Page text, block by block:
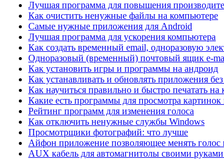
Лучшая программа для повышения
Как очистить ненужные файлы на компьютере
Самые нужные приложения для Android
Лучшая программа для ускорения компьютера
Как создать временный email, одноразовую
Одноразовый (временный) почтовый ящик e-
Как установить игры и программы на андроид
Как устанавливать и обновлять приложения
Как научиться правильно и быстро печатать на
Какие есть программы для просмотра
Рейтинг программ для изменения голоса
Как отключить ненужные службы Windows
Просмотрщики фотографий: что лучше
Айфон приложение позволяющее менять голос
AUX кабель для автомагнитолы своими